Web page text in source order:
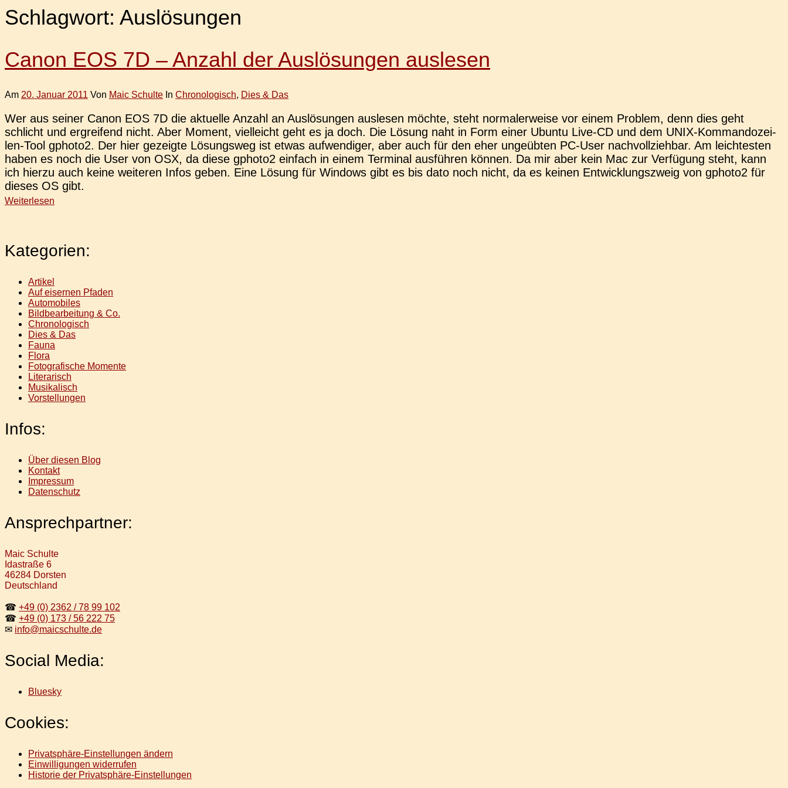
Schlagwort: Auslösungen
Canon EOS 7D – Anzahl der Auslösungen auslesen
Am 20. Januar 2011 Von Maic Schulte In Chronologisch, Dies & Das
Wer aus seiner Canon EOS 7D die aktu­el­le Anzahl an Aus­lö­sun­gen aus­le­sen möchte, steht nor­ma­ler­wei­se vor einem Pro­blem, denn dies geht
schlicht und ergrei­fend nicht. Aber Moment, viel­leicht geht es ja doch. Die Lösung naht in Form einer Ubuntu Live-CD und dem UNIX-Kom­­man­­do­­zei­­
len-Tool gphoto2. Der hier gezeig­te Lösungs­weg ist etwas auf­wen­di­ger, aber auch für den eher unge­üb­ten PC-User nach­voll­zieh­bar. Am leich­tes­ten
haben es noch die User von OSX, da diese gphoto2 ein­fach in einem Ter­mi­nal aus­füh­ren können. Da mir aber kein Mac zur Ver­fü­gung steht, kann
ich hierzu auch keine wei­te­ren Infos geben. Eine Lösung für Win­dows gibt es bis dato noch nicht, da es keinen Ent­wick­lungs­zweig von gphoto2 für
dieses OS gibt.
Weiterlesen
Kategorien:
Artikel
Auf eisernen Pfaden
Automobiles
Bildbearbeitung & Co.
Chronologisch
Dies & Das
Fauna
Flora
Fotografische Momente
Literarisch
Musikalisch
Vorstellungen
Infos:
Über diesen Blog
Kontakt
Impressum
Datenschutz
Ansprechpartner:
Maic Schulte
Idastraße 6
46284 Dorsten
Deutschland
☎ +49 (0) 2362 / 78 99 102
☎ +49 (0) 173 / 56 222 75
✉ info@maicschulte.de
Social Media:
Bluesky
Cookies:
Privatsphäre-Einstellungen ändern
Einwilligungen widerrufen
Historie der Privatsphäre-Einstellungen